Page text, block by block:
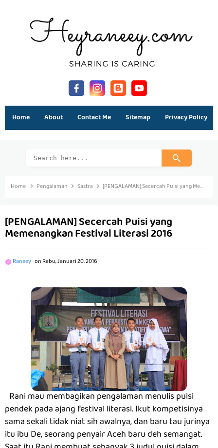
Home About Contact Me Sitemap Privacy Policy
Home Pengalaman Sastra [PENGALAMAN] Secercah Puisi yang Memenangkan Festival Literasi 2016
[PENGALAMAN] Secercah Puisi yang
Memenangkan Festival Literasi 2016
Raneey onRabu, Januari 20, 2016
Rani mau membagikan pengalaman menulis puisi
pendek pada ajang festival literasi. Ikut kompetisinya
sama sekali tidak niat sih awalnya, dan baru tau jurinya
itu ibu De, seorang penyair Aceh baru deh semangat.